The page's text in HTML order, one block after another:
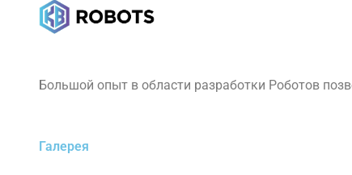
Большой опыт в области разработки Роботов
Галерея